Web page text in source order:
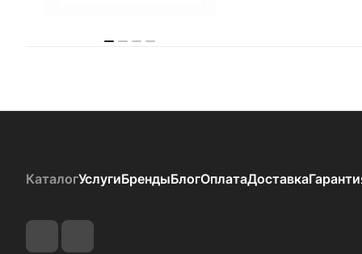
КаталогУслугиБрендыБлогОплатаДоставка